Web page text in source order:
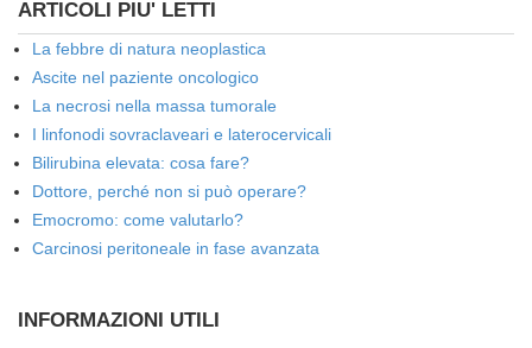
ARTICOLI PIU' LETTI
La febbre di natura neoplastica
Ascite nel paziente oncologico
La necrosi nella massa tumorale
I linfonodi sovraclaveari e laterocervicali
Bilirubina elevata: cosa fare?
Dottore, perché non si può operare?
Emocromo: come valutarlo?
Carcinosi peritoneale in fase avanzata
INFORMAZIONI UTILI